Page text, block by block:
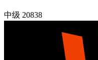
中级 20838